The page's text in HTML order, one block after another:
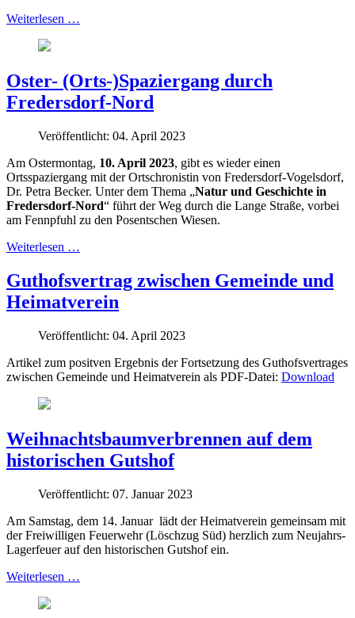
Weiterlesen …
Oster- (Orts-)Spaziergang durch
Fredersdorf-Nord
Veröffentlicht: 04. April 2023
Am Ostermontag, 10. April 2023, gibt es wieder einen
Ortsspaziergang mit der Ortschronistin von Fredersdorf-Vogelsdorf,
Dr. Petra Becker. Unter dem Thema „Natur und Geschichte in
Fredersdorf-Nord“ führt der Weg durch die Lange Straße, vorbei
am Fennpfuhl zu den Posentschen Wiesen.
Weiterlesen …
Guthofsvertrag zwischen Gemeinde und
Heimatverein
Veröffentlicht: 04. April 2023
Artikel zum positven Ergebnis der Fortsetzung des Guthofsvertrages
zwischen Gemeinde und Heimatverein als PDF-Datei: Download
Weihnachtsbaumverbrennen auf dem
historischen Gutshof
Veröffentlicht: 07. Januar 2023
Am Samstag, dem 14. Januar lädt der Heimatverein gemeinsam mit
der Freiwilligen Feuerwehr (Löschzug Süd) herzlich zum Neujahrs-
Lagerfeuer auf den historischen Gutshof ein.
Weiterlesen …